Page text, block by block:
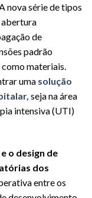
A nova série de tipos
abertura
de
padrão
materiais.
uma solução
seja na área
intensiva (UTI)
o design de
dos
entre os